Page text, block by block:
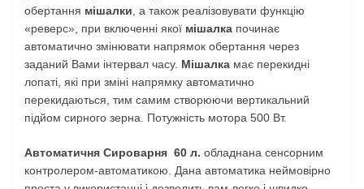
обертання мішалки , а також реалізовувати функцію
«реверс», при включенні якої мішалка починає
автоматично змінювати напрямок обертання через
заданий Вами інтервал часу. Мішалка має перекидні
лопаті, які при зміні напрямку автоматично
перекидаються, тим самим створюючи вертикальний
підйом сирного зерна. Потужність мотора 500 Вт.
Автоматичня Сироварня 60 л. обладнана сенсорним
контролером-автоматикою. Дана автоматика неймовірно